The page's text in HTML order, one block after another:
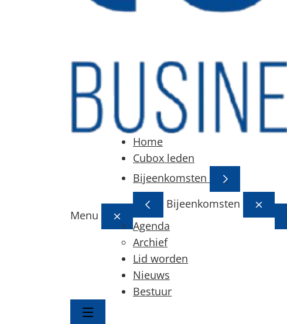
Menu
Home
Cubox leden
Bijeenkomsten
Bijeenkomsten
Agenda
Archief
Lid worden
Nieuws
Bestuur